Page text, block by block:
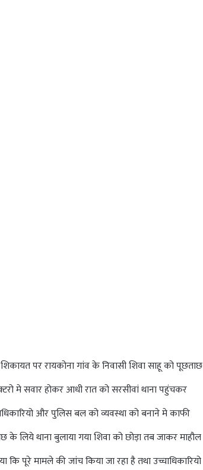
पर रायकोना गांव के निवासी शिवा साहू को पूछताछ
मे सवार होकर आधी रात को सरसीवां थाना पहुंचकर
और पुलिस बल को व्यवस्था को बनाने मे काफी
के लिये थाना बुलाया गया शिवा को छोड़ा तब जाकर माहौल
पूरे मामले की जांच किया जा रहा है तथा उच्चाधिकारियो